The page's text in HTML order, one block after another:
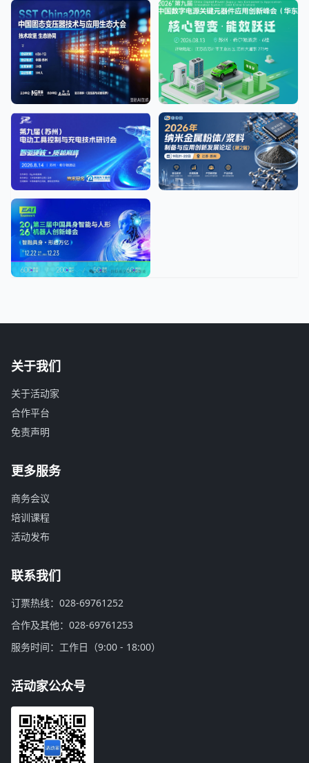
关于我们
关于活动家
合作平台
免责声明
更多服务
商务会议
培训课程
活动发布
联系我们
订票热线：028-69761252
合作及其他：028-69761253
服务时间：工作日（9:00 - 18:00）
活动家公众号